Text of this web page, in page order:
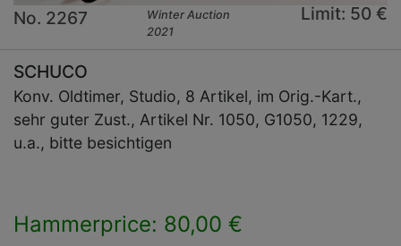
No. 2267
Winter Auction
2021
Limit: 50 €
SCHUCO
Konv. Oldtimer, Studio, 8 Artikel, im Orig.-Kart.,
sehr guter Zust., Artikel Nr. 1050, G1050, 1229,
u.a., bitte besichtigen
Hammerprice: 80,00 €